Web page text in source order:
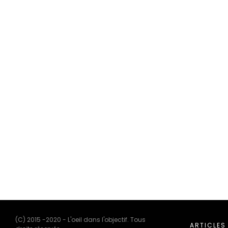
(C) 2015 -2020 - L'oeil dans l'objectif. Tous
ARTICLES